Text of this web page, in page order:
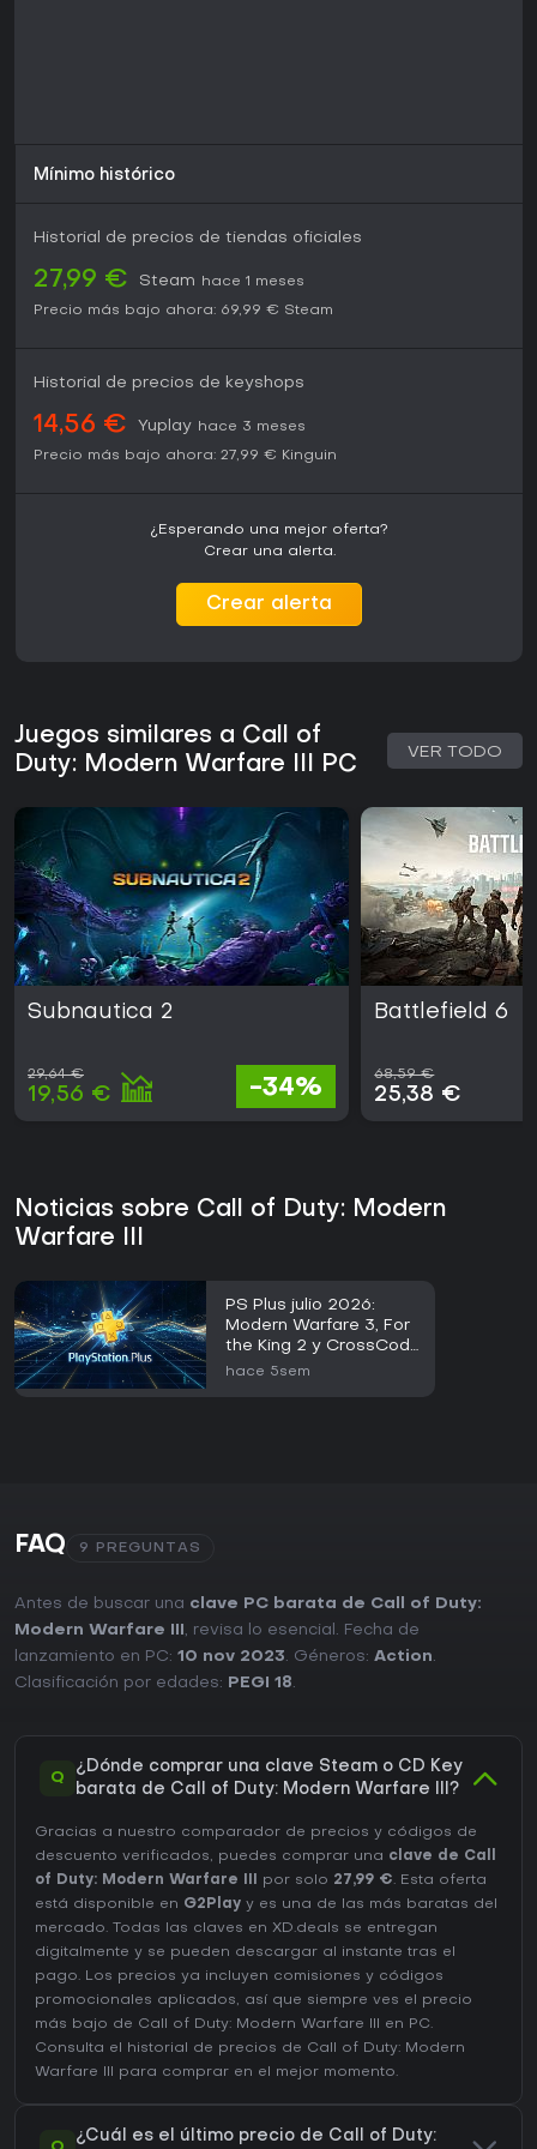
Mínimo histórico
Historial de precios de tiendas oficiales
27,99 € Steam
hace 1 meses
Precio más bajo ahora: 69,99 € Steam
Historial de precios de keyshops
14,56 € Yuplay hace 3 meses
Precio más bajo ahora: 27,99 € Kinguin
¿Esperando una mejor oferta?
Crear una alerta.
Crear alerta
Juegos similares a Call of
Duty: Modern Warfare III PC
VER TODO
Subnautica 2
29,64 €
19,56 € -34%
Battlefield 6
68,59 €
25,38 €
Noticias sobre Call of Duty: Modern
Warfare III
PS Plus julio 2026:
Modern Warfare 3, For
the King 2 y CrossCode
gratis
hace 5sem
FAQ 9 PREGUNTAS
Antes de buscar una clave PC barata de Call of Duty:
Modern Warfare III , revisa lo esencial. Fecha de
lanzamiento en PC: 10 nov 2023. Géneros: Action.
Clasificación por edades:
PEGI 18.
Q
¿Dónde comprar una clave Steam o CD Key
barata de Call of Duty: Modern Warfare III?
Gracias a nuestro comparador de precios y códigos de
descuento verificados, puedes comprar una clave de Call
of Duty: Modern Warfare III
por solo 27,99 €. Esta oferta
está disponible en G2Play y es una de las más baratas del
mercado. Todas las claves en XD.deals se entregan
digitalmente y se pueden descargar al instante tras el
pago. Los precios ya incluyen comisiones y códigos
promocionales aplicados, así que siempre ves el precio
más bajo de Call of Duty: Modern Warfare III en PC.
Consulta el
historial de precios de Call of Duty: Modern
Warfare III
para comprar en el mejor momento.
¿Cuál es el último precio de Call of Duty: